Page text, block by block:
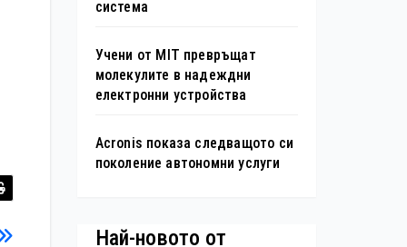
система
Учени от MIT превръщат
молекулите в надеждни
електронни устройства
Acronis показа следващото си
поколение автономни услуги
Най-новото от